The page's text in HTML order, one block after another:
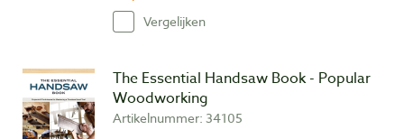
Vergelijken
The Essential Handsaw Book - Popular
Woodworking
Artikelnummer: 34105